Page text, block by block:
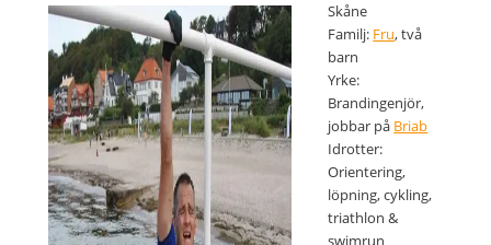
Skåne
Familj: Fru, två
barn
Yrke:
Brandingenjör,
jobbar på Briab
Idrotter:
Orientering,
löpning, cykling,
triathlon &
swimrun